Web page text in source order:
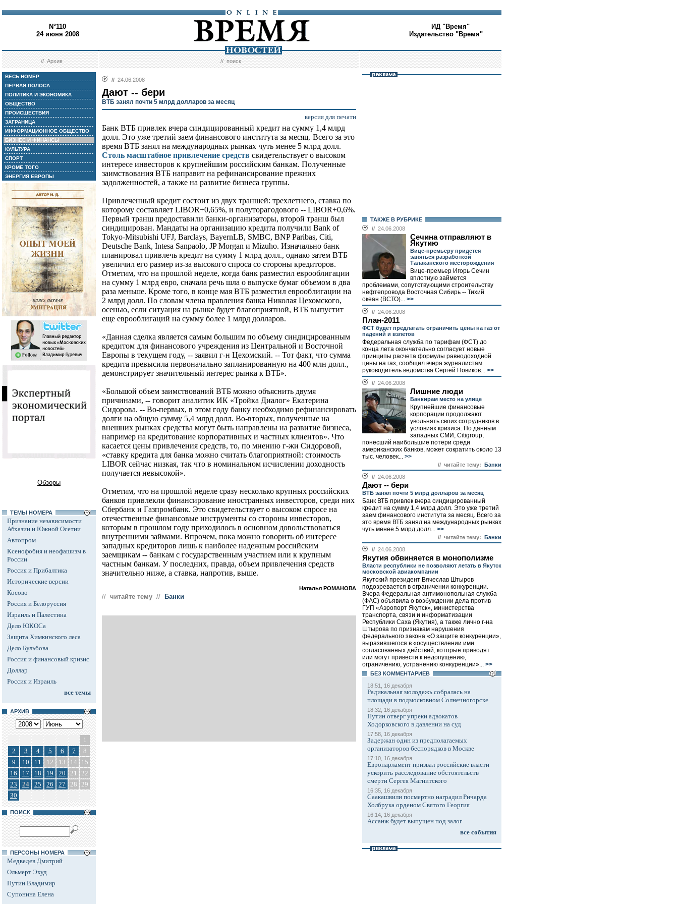
N°110
24 июня 2008
ИД "Время"
Издательство "Время"
//Архив //поиск
ВЕСЬ НОМЕР
ПЕРВАЯ ПОЛОСА
ПОЛИТИКА И ЭКОНОМИКА
ОБЩЕСТВО
ПРОИСШЕСТВИЯ
ЗАГРАНИЦА
ИНФОРМАЦИОННОЕ ОБЩЕСТВО
БИЗНЕС И ФИНАНСЫ
КУЛЬТУРА
СПОРТ
КРОМЕ ТОГО
ЭНЕРГИЯ ЕВРОПЫ
Обзоры
ТЕМЫ НОМЕРА
Признание независимости
Абхазии и Южной Осетии
Автопром
Ксенофобия и неофашизм в
России
Россия и Прибалтика
Исторические версии
Косово
Россия и Белоруссия
Израиль и Палестина
Дело ЮКОСа
Защита Химкинского леса
Дело Бульбова
Россия и финансовый кризис
Доллар
Россия и Израиль
все темы
АРХИВ
1
2
3 4 5 6 7
8
9
10 11 12 13 14
15
16
17 18 19 20 21
22
23
24 25 26 27 28 29
30
ПОИСК
ПЕРСОНЫ НОМЕРА
Медведев Дмитрий
Ольмерт Эхуд
Путин Владимир
Супонина Елена
// 24.06.2008
Дают -- бери
ВТБ занял почти 5 млрд долларов за месяц
версия для печати
Банк ВТБ привлек вчера синдицированный кредит на сумму 1,4 млрд
долл. Это уже третий заем финансового института за месяц. Всего за это
время ВТБ занял на международных рынках чуть менее 5 млрд долл.
Столь масштабное привлечение средств свидетельствует о высоком
интересе инвесторов к крупнейшим российским банкам. Полученные
заимствования ВТБ направит на рефинансирование прежних
задолженностей, а также на развитие бизнеса группы.
Привлеченный кредит состоит из двух траншей: трехлетнего, ставка по
которому составляет LIBOR+0,65%, и полуторагодового -- LIBOR+0,6%.
Первый транш предоставили банки-организаторы, второй транш был
синдицирован. Мандаты на организацию кредита получили Bank of
Tokyo-Mitsubishi UFJ, Barclays, BayernLB, SMBC, BNP Paribas, Citi,
Deutsche Bank, Intesa Sanpaolo, JP Morgan и Mizuho. Изначально банк
планировал привлечь кредит на сумму 1 млрд долл., однако затем ВТБ
увеличил его размер из-за высокого спроса со стороны кредиторов.
Отметим, что на прошлой неделе, когда банк разместил еврооблигации
на сумму 1 млрд евро, сначала речь шла о выпуске бумаг объемом в два
раза меньше. Кроме того, в конце мая ВТБ разместил еврооблигации на
2 млрд долл. По словам члена правления банка Николая Цехомского,
осенью, если ситуация на рынке будет благоприятной, ВТБ выпустит
еще еврооблигаций на сумму более 1 млрд долларов.
«Данная сделка является самым большим по объему синдицированным
кредитом для финансового учреждения из Центральной и Восточной
Европы в текущем году, -- заявил г-н Цехомский. -- Тот факт, что сумма
кредита превысила первоначально запланированную на 400 млн долл.,
демонстрирует значительный интерес рынка к ВТБ».
«Большой объем заимствований ВТБ можно объяснить двумя
причинами, -- говорит аналитик ИК «Тройка Диалог» Екатерина
Сидорова. -- Во-первых, в этом году банку необходимо рефинансировать
долги на общую сумму 5,4 млрд долл. Во-вторых, полученные на
внешних рынках средства могут быть направлены на развитие бизнеса,
например на кредитование корпоративных и частных клиентов». Что
касается цены привлечения средств, то, по мнению г-жи Сидоровой,
«ставку кредита для банка можно считать благоприятной: стоимость
LIBOR сейчас низкая, так что в номинальном исчислении доходность
получается невысокой».
Отметим, что на прошлой неделе сразу несколько крупных российских
банков привлекли финансирование иностранных инвесторов, среди них
Сбербанк и Газпромбанк. Это свидетельствует о высоком спросе на
отечественные финансовые инструменты со стороны инвесторов,
которым в прошлом году приходилось в основном довольствоваться
внутренними займами. Впрочем, пока можно говорить об интересе
западных кредиторов лишь к наиболее надежным российским
заемщикам -- банкам с государственным участием или к крупным
частным банкам. У последних, правда, объем привлечения средств
значительно ниже, а ставка, напротив, выше.
Наталья РОМАНОВА
// читайте тему // Банки
ТАКЖЕ В РУБРИКЕ
// 24.06.2008
Сечина отправляют в
Якутию
Вице-премьеру придется
заняться разработкой
Талаканского месторождения
Вице-премьер Игорь Сечин
вплотную займется
проблемами, сопутствующими строительству
нефтепровода Восточная Сибирь -- Тихий
океан (ВСТО)... >>
// 24.06.2008
План-2011
ФСТ будет предлагать ограничить цены на газ от
падений и взлетов
Федеральная служба по тарифам (ФСТ) до
конца лета окончательно согласует новые
принципы расчета формулы равнодоходной
цены на газ, сообщил вчера журналистам
руководитель ведомства Сергей Новиков... >>
// 24.06.2008
Лишние люди
Банкирам место на улице
Крупнейшие финансовые
корпорации продолжают
увольнять своих сотрудников в
условиях кризиса. По данным
западных СМИ, Citigroup,
понесший наибольшие потери среди
американских банков, может сократить около 13
тыс. человек... >>
// читайте тему: Банки
// 24.06.2008
Дают -- бери
ВТБ занял почти 5 млрд долларов за месяц
Банк ВТБ привлек вчера синдицированный
кредит на сумму 1,4 млрд долл. Это уже третий
заем финансового института за месяц. Всего за
это время ВТБ занял на международных рынках
чуть менее 5 млрд долл... >>
// читайте тему: Банки
// 24.06.2008
Якутия обвиняется в монополизме
Власти республики не позволяют летать в Якутск
московской авиакомпании
Якутский президент Вячеслав Штыров
подозревается в ограничении конкуренции.
Вчера Федеральная антимонопольная служба
(ФАС) объявила о возбуждении дела против
ГУП «Аэропорт Якутск», министерства
транспорта, связи и информатизации
Республики Саха (Якутия), а также лично г-на
Штырова по признакам нарушения
федерального закона «О защите конкуренции»,
выразившегося в «осуществлении ими
согласованных действий, которые приводят
или могут привести к недопущению,
ограничению, устранению конкуренции»... >>
БЕЗ КОМMЕНТАРИЕВ
18:51, 16 декабря
Радикальная молодежь собралась на
площади в подмосковном Солнечногорске
18:32, 16 декабря
Путин отверг упреки адвокатов
Ходорковского в давлении на суд
17:58, 16 декабря
Задержан один из предполагаемых
организаторов беспорядков в Москве
17:10, 16 декабря
Европарламент призвал российские власти
ускорить расследование обстоятельств
смерти Сергея Магнитского
16:35, 16 декабря
Саакашвили посмертно наградил Ричарда
Холбрука орденом Святого Георгия
16:14, 16 декабря
Ассанж будет выпущен под залог
все события